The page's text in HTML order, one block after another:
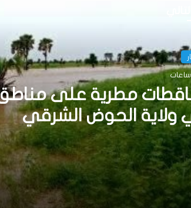
مطرية على
ولاية الحوض الشرقي